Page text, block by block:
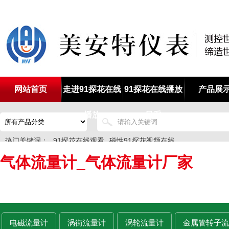
网站首页 走进91探花在线
播放
91探花在线播放
风采
产品展
热门关键词： 91探花在线观看 磁性91探花视频在线
磁性浮子91探花视频在线 磁翻柱91探花视频在线
气体流量计_气体流量计厂家
电磁流量计 涡街流量计 涡轮流量计 金属管转子